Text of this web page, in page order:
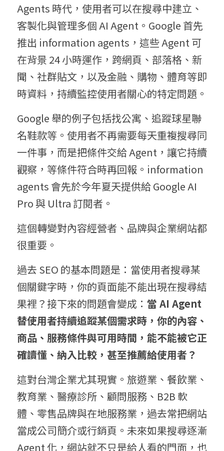
Agents 時代，使用者可以在搜尋中建立、
客製化與管理多個 AI Agent。Google 首先
推出 information agents，這些 Agent 可
在背景 24 小時運作，跨網頁、部落格、新
聞、社群貼文，以及金融、購物、體育等即
時資料，持續監控使用者關心的特定問題。
Google 舉的例子包括找公寓、追蹤球星聯
名鞋款等。使用者不再需要每天重複搜尋同
一件事，而是把條件交給 Agent，讓它持續
觀察，等條件符合時再回報。information
agents 會先於今年夏天提供給 Google AI
Pro 與 Ultra 訂閱者。
這個轉變對內容經營者、品牌與企業網站都
很重要。
過去 SEO 的基本問題是：當使用者搜尋某
個關鍵字時，你的頁面能不能出現在搜尋結
果裡？接下來的問題會變成： 當 AI Agent
替使用者持續追蹤某個需求時，你的內容、
商品、服務條件與可用時間，能不能被它正
確讀懂、納入比較，甚至推薦給使用者？
這對台灣企業尤其現實。旅遊業、餐飲業、
教育業、醫療診所、顧問服務、B2B 軟
體、零售品牌與在地服務業，過去常把網站
當成公司簡介或行銷頁。未來如果搜尋逐漸
Agent 化，網站就不只是給人看的門面，也